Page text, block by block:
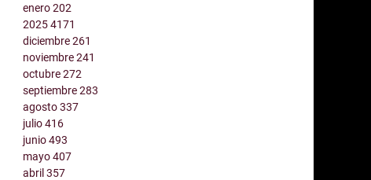
enero202
20254171
diciembre261
noviembre241
octubre272
septiembre283
agosto337
julio416
junio493
mayo407
abril357